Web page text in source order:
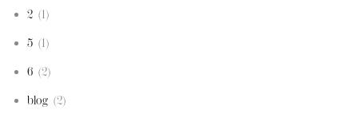
2 (1)
5 (1)
6 (2)
blog (2)